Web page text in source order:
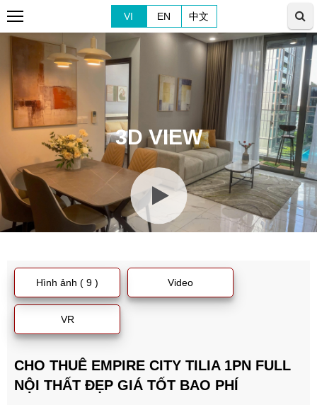
VI EN 中文
3D VIEW
Hình ảnh ( 9 ) Video
VR
CHO THUÊ EMPIRE CITY TILIA 1PN FULL
NỘI THẤT ĐẸP GIÁ TỐT BAO PHÍ